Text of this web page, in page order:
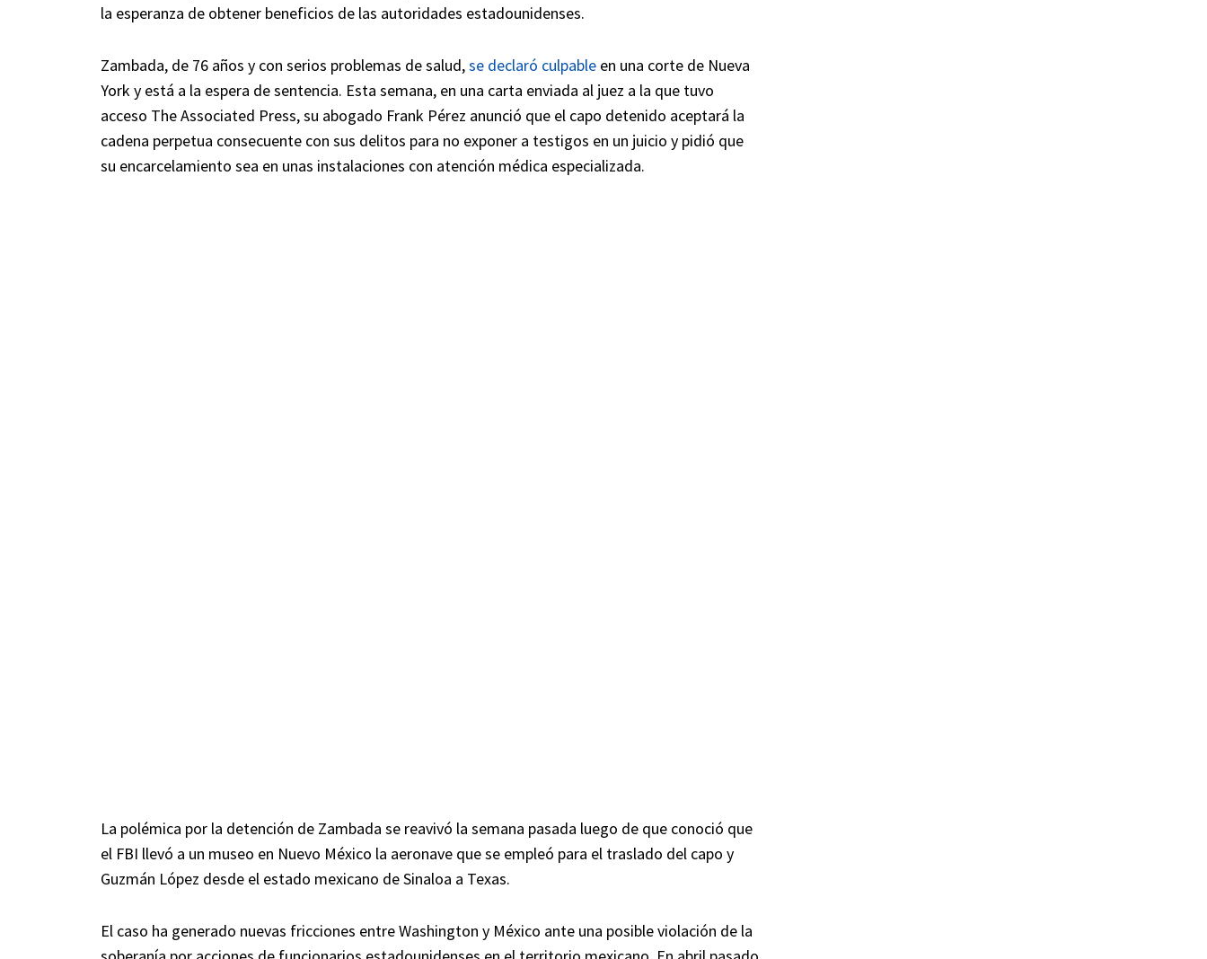
la esperanza de obtener beneficios de las autoridades estadounidenses.
Zambada, de 76 años y con serios problemas de salud,se declaró culpable en una corte de Nueva
York y está a la espera de sentencia. Esta semana, en una carta enviada al juez a la que tuvo
acceso The Associated Press, su abogado Frank Pérez anunció que el capo detenido aceptará la
cadena perpetua consecuente con sus delitos para no exponer a testigos en un juicio y pidió que
su encarcelamiento sea en unas instalaciones con atención médica especializada.
La polémica por la detención de Zambada se reavivó la semana pasada luego de que conoció que
el FBI llevó a un museo en Nuevo México la aeronave que se empleó para el traslado del capo y
Guzmán López desde el estado mexicano de Sinaloa a Texas.
El caso ha generado nuevas fricciones entre Washington y México ante una posible violación de la